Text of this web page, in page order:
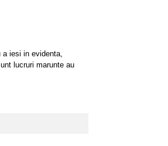
a iesi in evidenta,
lucruri marunte au